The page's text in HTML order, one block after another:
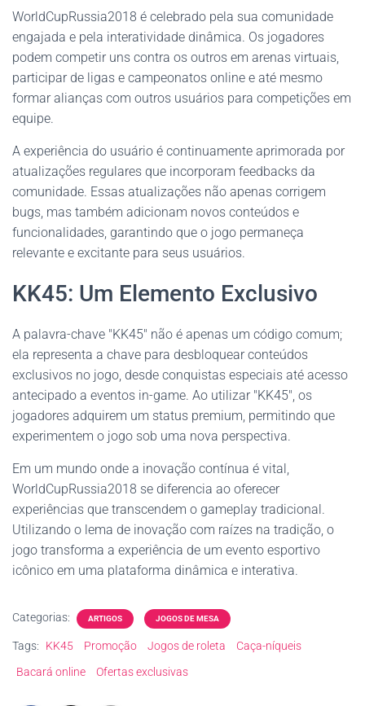
WorldCupRussia2018 é celebrado pela sua comunidade
engajada e pela interatividade dinâmica. Os jogadores
podem competir uns contra os outros em arenas virtuais,
participar de ligas e campeonatos online e até mesmo
formar alianças com outros usuários para competições em
equipe.
A experiência do usuário é continuamente aprimorada por
atualizações regulares que incorporam feedbacks da
comunidade. Essas atualizações não apenas corrigem
bugs, mas também adicionam novos conteúdos e
funcionalidades, garantindo que o jogo permaneça
relevante e excitante para seus usuários.
KK45: Um Elemento Exclusivo
A palavra-chave "KK45" não é apenas um código comum;
ela representa a chave para desbloquear conteúdos
exclusivos no jogo, desde conquistas especiais até acesso
antecipado a eventos in-game. Ao utilizar "KK45", os
jogadores adquirem um status premium, permitindo que
experimentem o jogo sob uma nova perspectiva.
Em um mundo onde a inovação contínua é vital,
WorldCupRussia2018 se diferencia ao oferecer
experiências que transcendem o gameplay tradicional.
Utilizando o lema de inovação com raízes na tradição, o
jogo transforma a experiência de um evento esportivo
icônico em uma plataforma dinâmica e interativa.
Categorias: ARTIGOS JOGOS DE MESA
Tags: KK45 Promoção Jogos de roleta
Caça-níqueis
Bacará online
Ofertas exclusivas